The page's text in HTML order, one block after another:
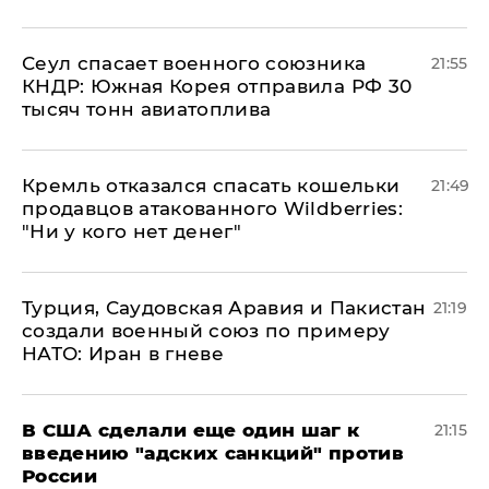
​Сеул спасает военного союзника
КНДР: Южная Корея отправила РФ 30
тысяч тонн авиатоплива
21:55
Кремль отказался спасать кошельки
продавцов атакованного Wildberries:
"Ни у кого нет денег"
21:49
Турция, Саудовская Аравия и Пакистан
создали военный союз по примеру
НАТО: Иран в гневе
21:19
В США сделали еще один шаг к
введению "адских санкций" против
России
21:15